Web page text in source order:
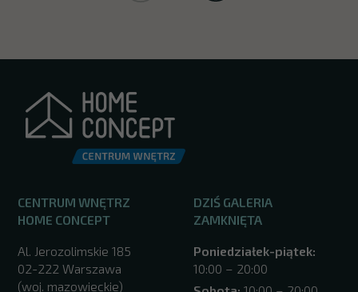
CENTRUM WNĘTRZ
HOME CONCEPT
Al. Jerozolimskie 185
02-222 Warszawa
(woj. mazowieckie)
DZIŚ GALERIA
ZAMKNIĘTA
Poniedziałek-piątek:
10:00 – 20:00